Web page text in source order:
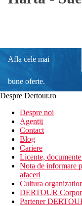
Afla cele mai
bune oferte.
newsletter!
Despre Dertour.ro
Despre noi
Agentii
Contact
Blog
Cariere
Licente,
Nota de informare
afaceri
Cultura
DERTOUR
Partener